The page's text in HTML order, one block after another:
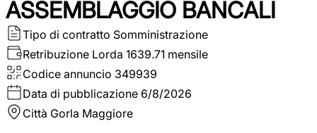
ASSEMBLAGGIO BANCALI
Tipo di contratto Somministrazione
Retribuzione Lorda 1639.71 mensile
Codice annuncio 349939
Data di pubblicazione 6/8/2026
Città Gorla Maggiore